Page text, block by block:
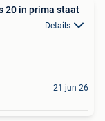
20 in prima staat
Details
21 jun 26